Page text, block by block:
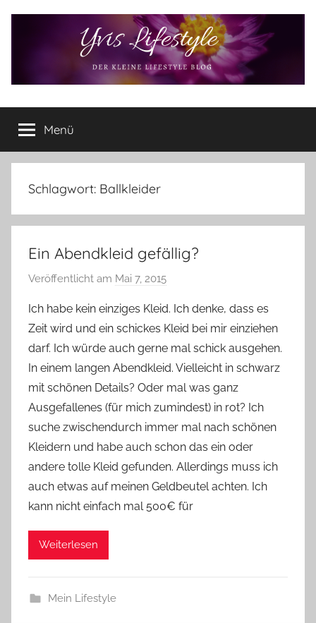
Yvis
Lifestyle
Lifestyle
Blog
–
Lifestyle,
Produkttests
vieles
Menü
Schlagwort: Ballkleider
Ein Abendkleid gefällig?
Veröffentlicht am Mai 7, 2015
n
Y
v
o
n
n
e
Ich habe kein einziges Kleid. Ich denke, dass es
Zeit wird und ein schickes Kleid bei mir einziehen
darf. Ich würde auch gerne mal schick ausgehen.
In einem langen Abendkleid. Vielleicht in schwarz
mit schönen Details? Oder mal was ganz
Ausgefallenes (für mich zumindest) in rot? Ich
suche zwischendurch immer mal nach schönen
Kleidern und habe auch schon das ein oder
andere tolle Kleid gefunden. Allerdings muss ich
auch etwas auf meinen Geldbeutel achten. Ich
kann nicht einfach mal 500€ für
Weiterlesen
Mein Lifestyle